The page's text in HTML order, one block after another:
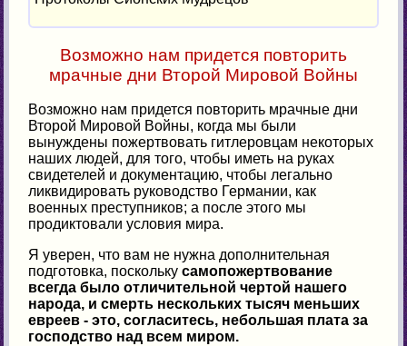
Возможно нам придется повторить
мрачные дни Второй Мировой Войны
Возможно нам придется повторить мрачные дни
Второй Мировой Войны, когда мы были
вынуждены пожертвовать гитлеровцам некоторых
наших людей, для того, чтобы иметь на руках
свидетелей и документацию, чтобы легально
ликвидировать руководство Германии, как
военных преступников; а после этого мы
продиктовали условия мира.
Я уверен, что вам не нужна дополнительная
подготовка, посколькусамопожертвование
всегда было отличительной чертой нашего
народа, и смерть нескольких тысяч меньших
евреев - это, согласитесь, небольшая плата за
господство над всем миром.